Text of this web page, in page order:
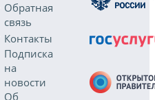
Обратная
связь
Контакты
Подписка
на
новости
Об